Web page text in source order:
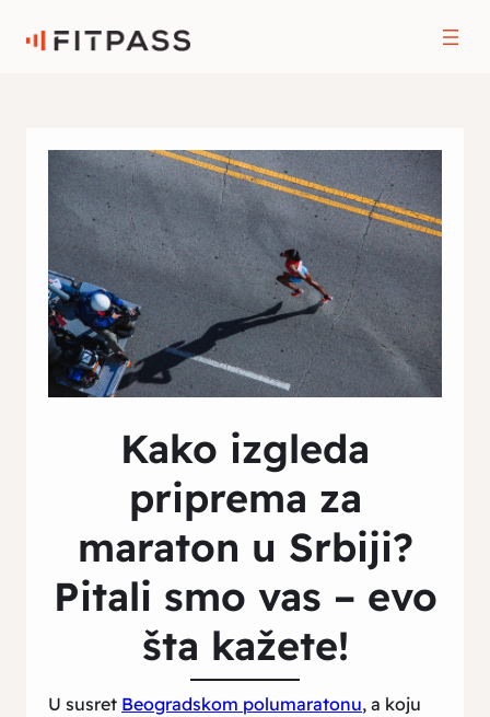
Kako izgleda
priprema za
maraton u Srbiji?
Pitali smo vas – evo
šta kažete!
U susret Beogradskom polumaratonu, a koju